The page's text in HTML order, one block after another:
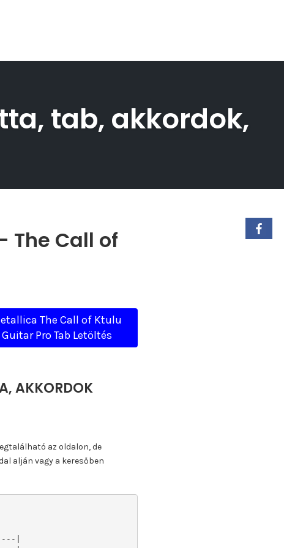
tab, akkordok,
The Call of
The Call of Ktulu
Guitar Pro Tab Letöltés
AKKORDOK
az oldalon, de
alján vagy a keresőben